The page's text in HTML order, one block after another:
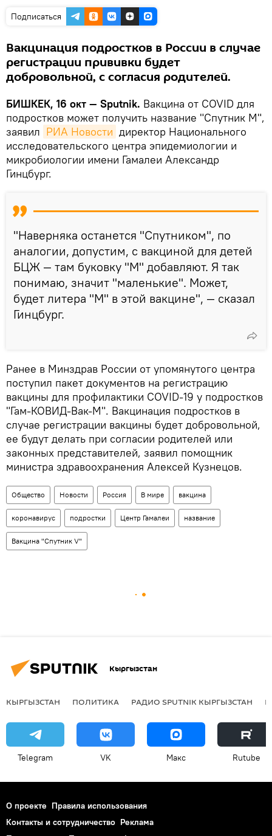
Подписаться
Вакцинация подростков в России в случае
регистрации прививки будет
добровольной, с согласия родителей.
БИШКЕК, 16 окт — Sputnik. Вакцина от COVID для
подростков может получить название "Спутник М",
заявил РИА Новости директор Национального
исследовательского центра эпидемиологии и
микробиологии имени Гамалеи Александр
Гинцбург.
"Наверняка останется "Спутником", по
аналогии, допустим, с вакциной для детей
БЦЖ — там буковку "М" добавляют. Я так
понимаю, значит "маленькие". Может,
будет литера "М" в этой вакцине", — сказал
Гинцбург.
Ранее в Минздрав России от упомянутого центра
поступил пакет документов на регистрацию
вакцины для профилактики COVID-19 у подростков
"Гам-КОВИД-Вак-М". Вакцинация подростков в
случае регистрации вакцины будет добровольной,
ее будут делать при согласии родителей или
законных представителей, заявил помощник
министра здравоохранения Алексей Кузнецов.
Общество Новости Россия В мире вакцина
коронавирус подростки Центр Гамалеи название
Вакцина "Спутник V"
Кыргызстан
КЫРГЫЗСТАН ПОЛИТИКА РАДИО SPUTNIK КЫРГЫЗСТАН
Telegram VK Макс Rutube
О проекте Правила использования
Контакты и сотрудничество Реклама